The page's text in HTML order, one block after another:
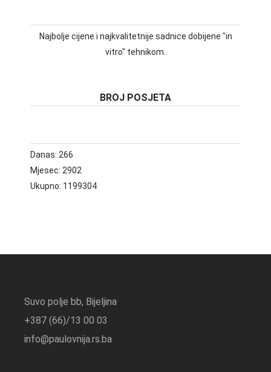
Najbolje cijene i najkvalitetnije sadnice dobijene "in
vitro" tehnikom.
BROJ POSJETA
Danas: 266
Mjesec: 2902
Ukupno: 1199304
Suvo polje bb, Bijeljina
+387 (66)/13 00 03
info@paulovnija.rs.ba